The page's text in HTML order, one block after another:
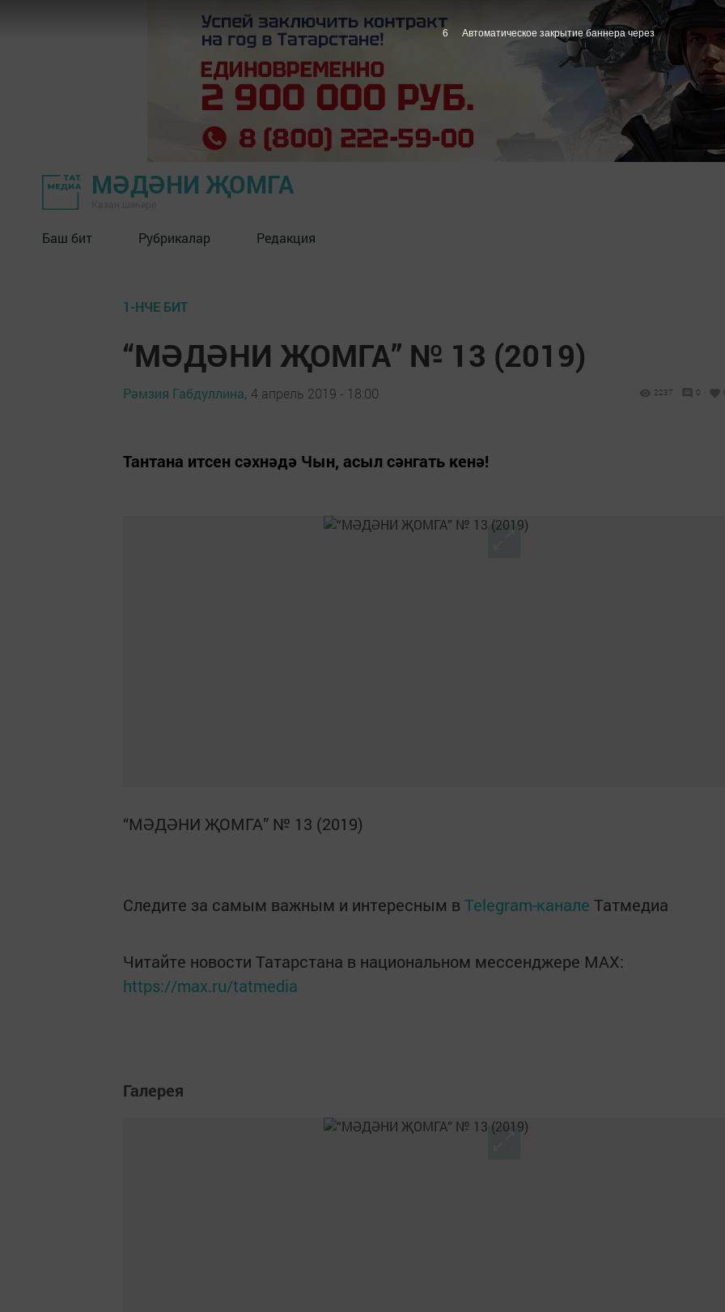
МӘДӘНИ ҖОМГА
Баш бит Рубрикалар Редакция
1-НЧЕ БИТ
“МӘДӘНИ ҖОМГА” № 13 (2019)
Рәмзия Габдуллина, 4 апрель 2019 - 18:00 2237 0
Тантана итсен сәхнәдә Чын, асыл сәнгать кенә!
“МӘДӘНИ ҖОМГА” № 13 (2019)
Следите за самым важным и интересным в Telegram-канале Татмедиа
Читайте новости Татарстана в национальном мессенджере MАХ:
https://max.ru/tatmedia
Галерея
5 Автоматическое закрытие баннера через